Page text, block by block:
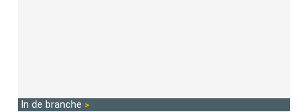
In de branche